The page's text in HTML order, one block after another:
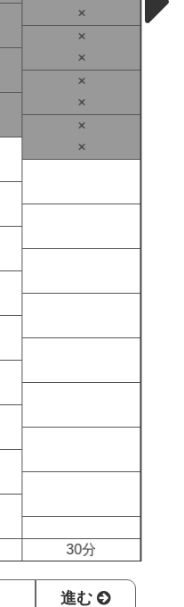
×
×
×
×
×
×
×
30分
進む